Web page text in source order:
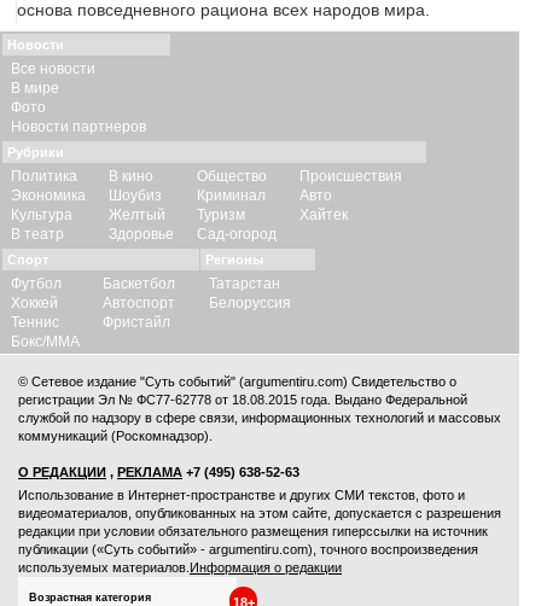
основа повседневного рациона всех народов мира.
Новости
Все новости
В мире
Фото
Новости партнеров
Рубрики
Политика
Экономика
Культура
В театр
В кино
Шоубиз
Желтый
Здоровье
Общество
Криминал
Туризм
Сад-огород
Происшествия
Авто
Хайтек
Спорт
Футбол
Хоккей
Теннис
Бокс/ММА
Баскетбол
Автоспорт
Фристайл
Регионы
Татарстан
Белоруссия
© Сетевое издание "Суть событий" (argumentiru.com) Свидетельство о
регистрации Эл № ФС77-62778 от 18.08.2015 года. Выдано Федеральной
службой по надзору в сфере связи, информационных технологий и массовых
коммуникаций (Роскомнадзор).
О РЕДАКЦИИ , РЕКЛАМА +7 (495) 638-52-63
Использование в Интернет-пространстве и других СМИ текстов, фото и
видеоматериалов, опубликованных на этом сайте, допускается с разрешения
редакции при условии обязательного размещения гиперссылки на источник
публикации («Суть событий» - argumentiru.com), точного воспроизведения
используемых материалов. Информация о редакции
Возрастная категория 18+